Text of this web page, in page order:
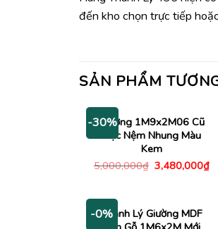
đến kho chọn trực tiếp
SẢN PHẨM
-30%
Giường 1M9x2M06 Cũ
Bọc Nệm Nhung Màu
Kem
5,000,000₫ Giá
gốc
3,480,000₫Giá
-0%Thanh Lý Giường MDF